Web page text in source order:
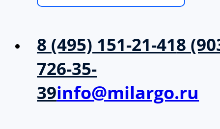
8 (495) 151-21-418
726-35-
39info@milargo.ru